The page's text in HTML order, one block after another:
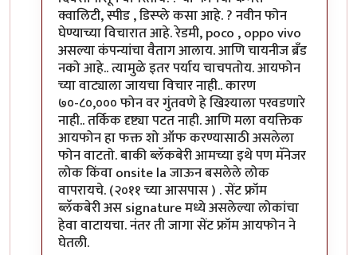
क्वालिटी, स्पीड , डिस्प्ले कसा आहे. ? नवीन फोन
घेण्याच्या विचारात आहे. रेडमी, poco , oppo vivo
असल्या कंपन्यांचा वैताग आलाय. आणि चायनीज ब्रँड
नको आहे.. त्यामुळे इतर पर्याय चाचपतोय. आयफोन
च्या वाट्याला जायचा विचार नाही.. कारण
७०-८०,००० फोन वर गुंतवणे हे खिश्याला परवडणारे
नाही.. तर्किक दृष्ट्या पटत नाही. आणि मला वयक्तिक
आयफोन हा फक्त शो ऑफ करण्यासाठी असलेला
फोन वाटतो. बाकी ब्लॅकबेरी आमच्या इथे पण मॅनेजर
लोक किंवा onsite la जाऊन बसलेले लोक
वापरायचे. (२०११ च्या आसपास ) . सेंट फ्रॉम
ब्लॅकबेरी अस signature मध्ये असलेल्या लोकांचा
हेवा वाटायचा. नंतर ती जागा सेंट फ्रॉम आयफोन ने
घेतली.